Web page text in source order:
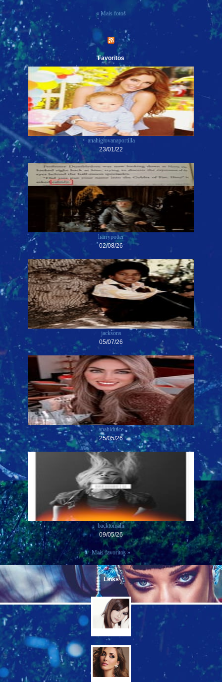
« Mais fotos
Favoritos
anahigiovanaportilla
23/01/22
harrypotter
02/08/26
jacksons
05/07/26
anahidulce
25/05/26
backtomahi
09/05/26
Mais favoritos »
Links